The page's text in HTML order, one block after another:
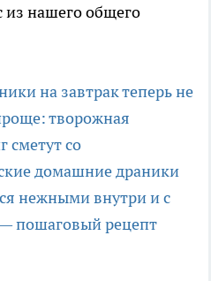
из нашего общего
на завтрак теперь не
творожная
сметут со
домашние драники
нежными внутри и с
пошаговый рецепт